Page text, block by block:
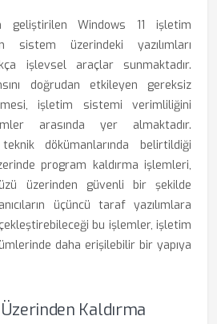
geliştirilen Windows 11 işletim
sistem üzerindeki yazılımları
işlevsel araçlar sunmaktadır.
doğrudan etkileyen gereksiz
işletim sistemi verimliliğini
arasında yer almaktadır.
dökümanlarında belirtildiği
program kaldırma işlemleri,
üzerinden güvenli bir şekilde
üçüncü taraf yazılımlara
bu işlemler, işletim
daha erişilebilir bir yapıya
Kaldırma